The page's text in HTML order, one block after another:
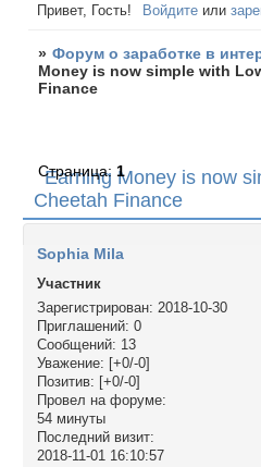
Привет, Гость! Войдите или
» Форум о заработке в
Money is now simple with
Finance
Earning Money is now
Cheetah Finance
Страница: 1
Sophia Mila
Участник
Зарегистрирован: 2018-10-30
Приглашений: 0
Сообщений: 13
Уважение: [+0/-0]
Позитив: [+0/-0]
Провел на форуме:
54 минуты
Последний визит:
2018-11-01 16:10:57